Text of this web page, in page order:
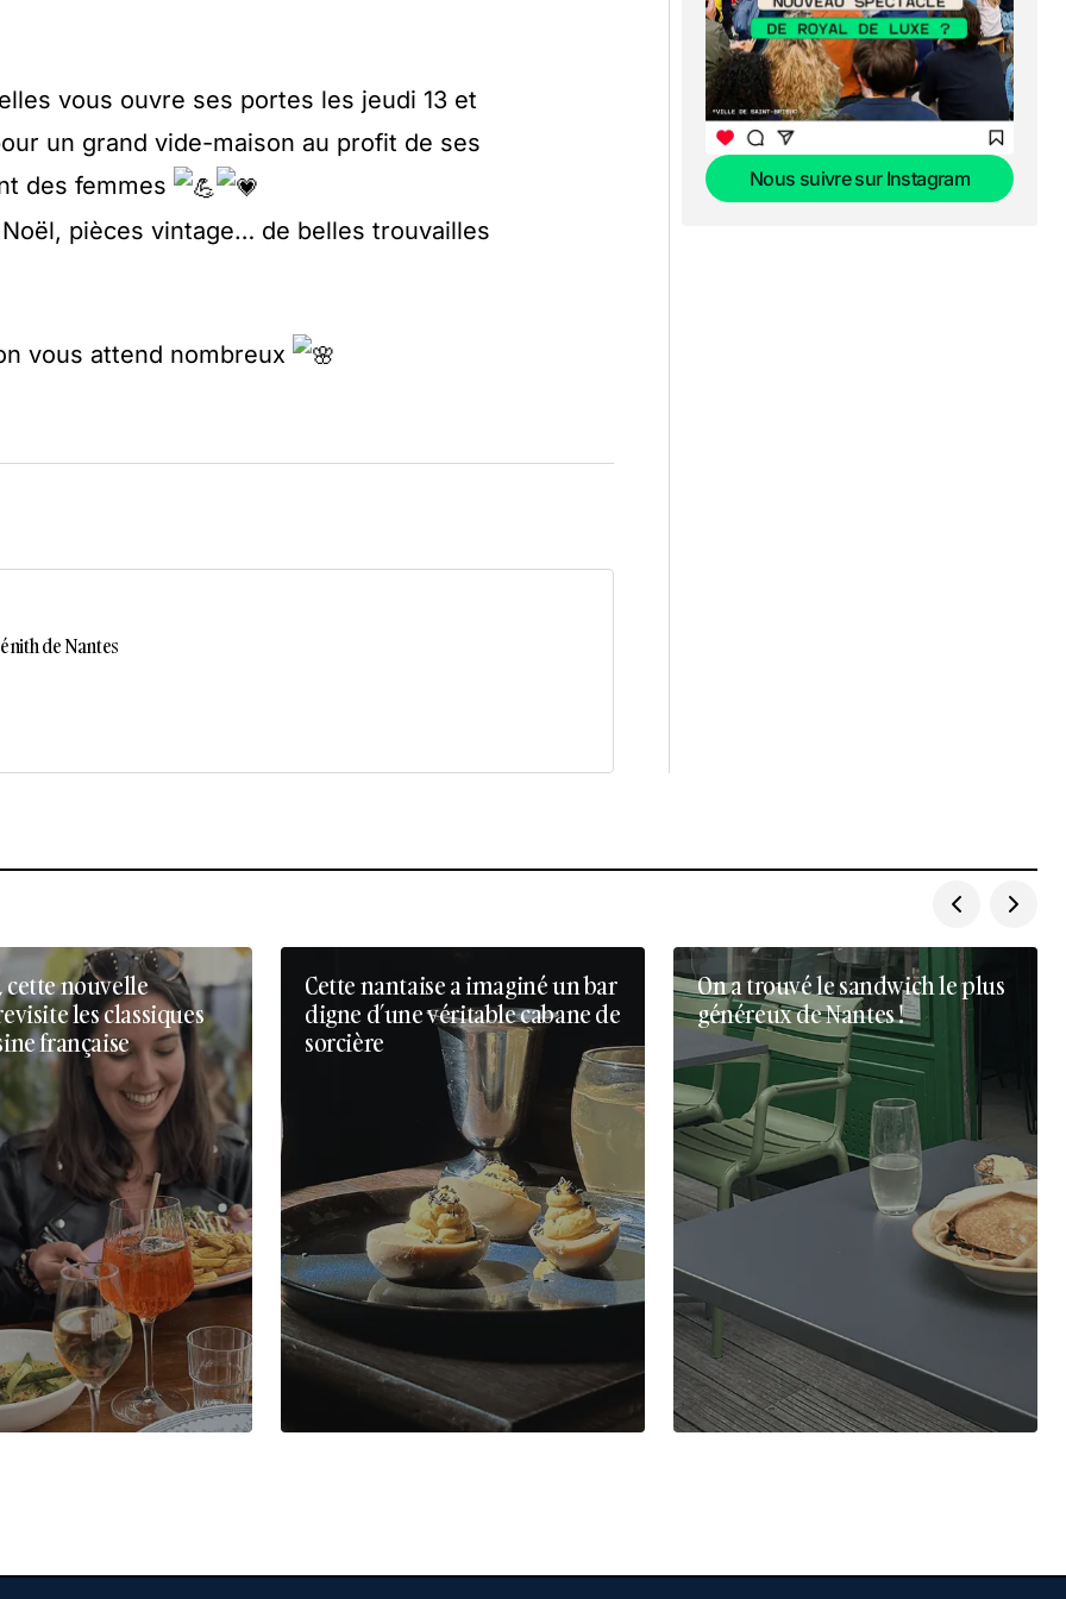
vous ouvre ses portes les jeudi 13 et
un grand vide-maison au profit de ses
des femmes
pièces vintage… de belles trouvailles
vous attend nombreux
de Nantes
Nous suivre sur Instagram
cette nouvelle
les classiques
française
Cette nantaise a imaginé un bar
digne d’une véritable cabane de
sorcière
On a trouvé le sandwich le plus
généreux de Nantes !